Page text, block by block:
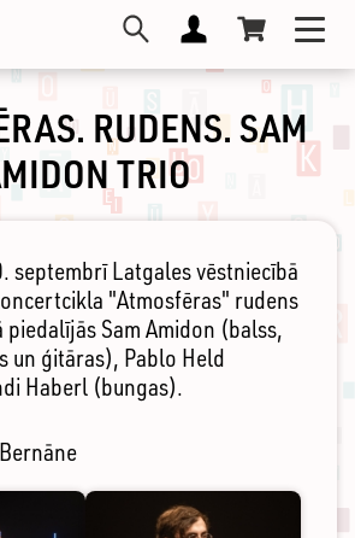
RUDENS. SAM
TRIO
septembrī Latgales vēstniecībā
"Atmosfēras" rudens
Sam Amidon (balss,
un ģitāras), Pablo Held
Haberl (bungas).